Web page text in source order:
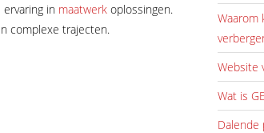
in maatwerk oplossingen.
complexe trajecten.
Waarom
Website
Wat is
Dalende